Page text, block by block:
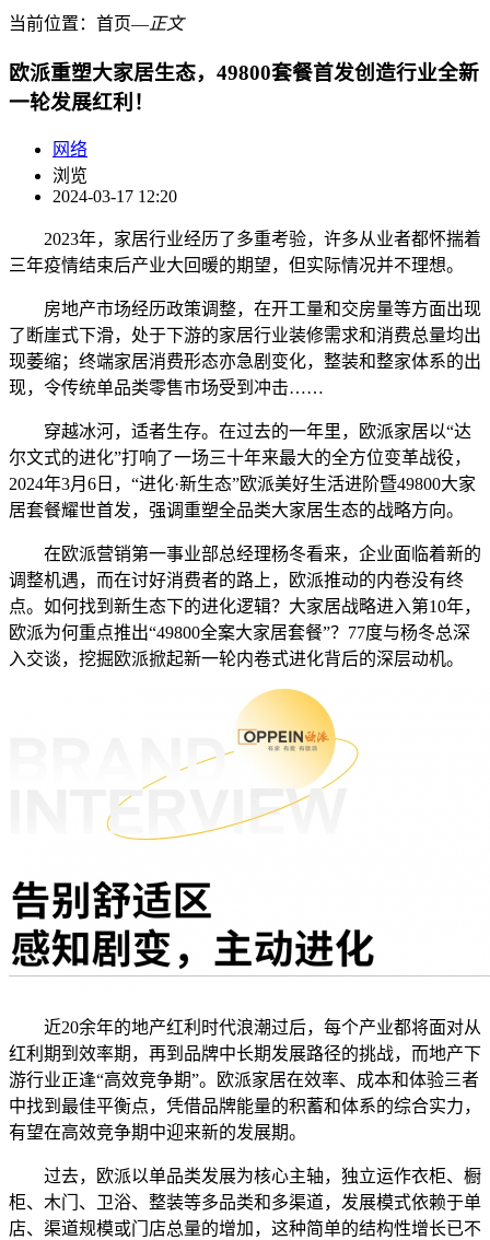
当前位置： 首页―正文
欧派重塑大家居生态，49800套餐首发创造行业全新
一轮发展红利！
网络
浏览
2024-03-17 12:20
2023年，家居行业经历了多重考验，许多从业者都怀揣着
三年疫情结束后产业大回暖的期望，但实际情况并不理想。
房地产市场经历政策调整，在开工量和交房量等方面出现
了断崖式下滑，处于下游的家居行业装修需求和消费总量均出
现萎缩；终端家居消费形态亦急剧变化，整装和整家体系的出
现，令传统单品类零售市场受到冲击……
穿越冰河，适者生存。在过去的一年里，欧派家居以“达
尔文式的进化”打响了一场三十年来最大的全方位变革战役，
2024年3月6日，“进化·新生态”欧派美好生活进阶暨49800大家
居套餐耀世首发，强调重塑全品类大家居生态的战略方向。
在欧派营销第一事业部总经理杨冬看来，企业面临着新的
调整机遇，而在讨好消费者的路上，欧派推动的内卷没有终
点。如何找到新生态下的进化逻辑？大家居战略进入第10年，
欧派为何重点推出“49800全案大家居套餐”？77度与杨冬总深
入交谈，挖掘欧派掀起新一轮内卷式进化背后的深层动机。
近20余年的地产红利时代浪潮过后，每个产业都将面对从
红利期到效率期，再到品牌中长期发展路径的挑战，而地产下
游行业正逢“高效竞争期”。欧派家居在效率、成本和体验三者
中找到最佳平衡点，凭借品牌能量的积蓄和体系的综合实力，
有望在高效竞争期中迎来新的发展期。
过去，欧派以单品类发展为核心主轴，独立运作衣柜、橱
柜、木门、卫浴、整装等多品类和多渠道，发展模式依赖于单
店、渠道规模或门店总量的增加，这种简单的结构性增长已不